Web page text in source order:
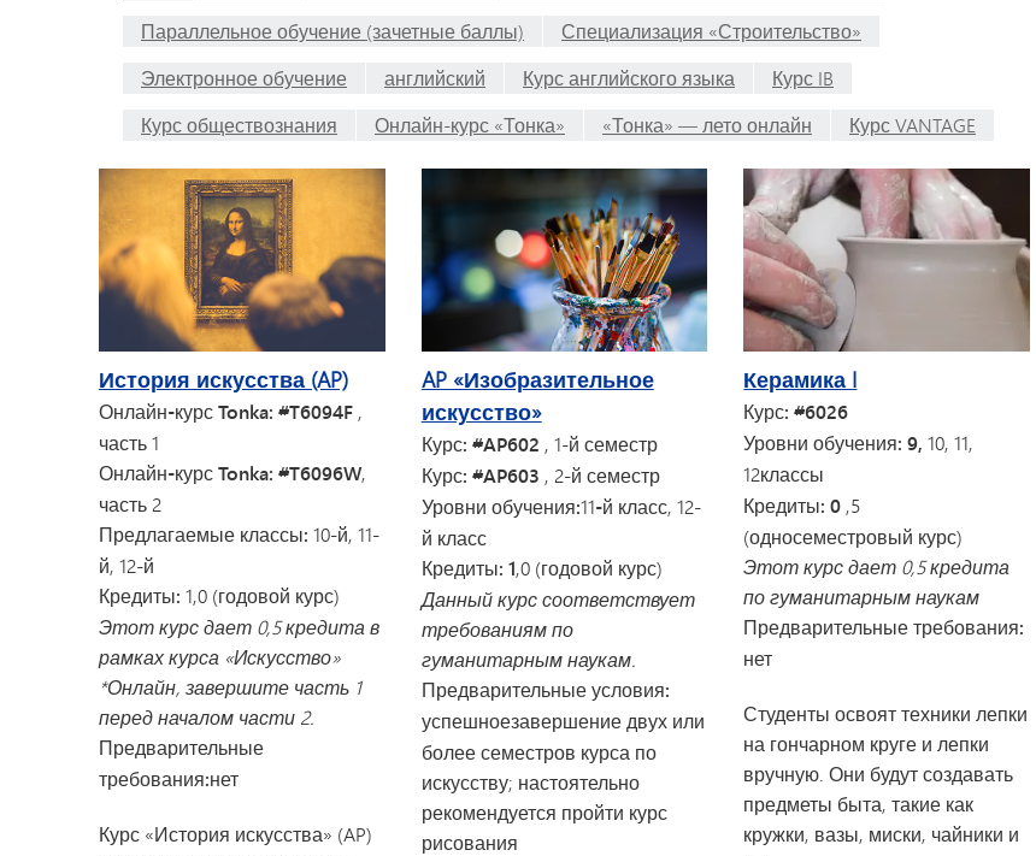
Параллельное обучение (зачетные баллы)
Специализация «Строительство»
Электронное обучение
английский Курс английского языка
Курс IB
Курс обществознания
Онлайн-курс «Тонка» «Тонка» — лето онлайн Курс VANTAGE
История искусства (AP)
Онлайн-курс Tonka: #T6094F ,
часть 1
Онлайн-курс Tonka: #T6096W,
часть 2
Предлагаемые классы: 10-й, 11-
й, 12-й
Кредиты: 1,0 (годовой курс)
Этот курс дает 0,5 кредита в
рамках курса «Искусство»
*Онлайн, завершите часть 1
перед началом части 2.
Предварительные
требования:нет
Курс «История искусства» (AP)
AP «Изобразительное
искусство»
Курс: #AP602 , 1-й семестр
Курс: #AP603 , 2-й семестр
Уровни обучения:11-й класс, 12-
й класс
Кредиты: 1,0 (годовой курс)
Данный курс соответствует
требованиям по
гуманитарным наукам.
Предварительные условия:
успешноезавершение двух или
более семестров курса по
искусству; настоятельно
рекомендуется пройти курс
рисования
Керамика I
Курс: #6026
Уровни обучения: 9,10, 11,
12классы
Кредиты: 0,5
(односеместровый курс)
Этот курс дает 0,5 кредита
по гуманитарным наукам
Предварительные требования:
нет
Студенты освоят техники лепки
на гончарном круге и лепки
вручную. Они будут создавать
предметы быта, такие как
кружки, вазы, миски, чайники и